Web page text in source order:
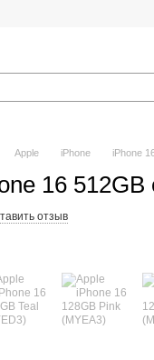
Apple iPhone iPhone
16
отзыв